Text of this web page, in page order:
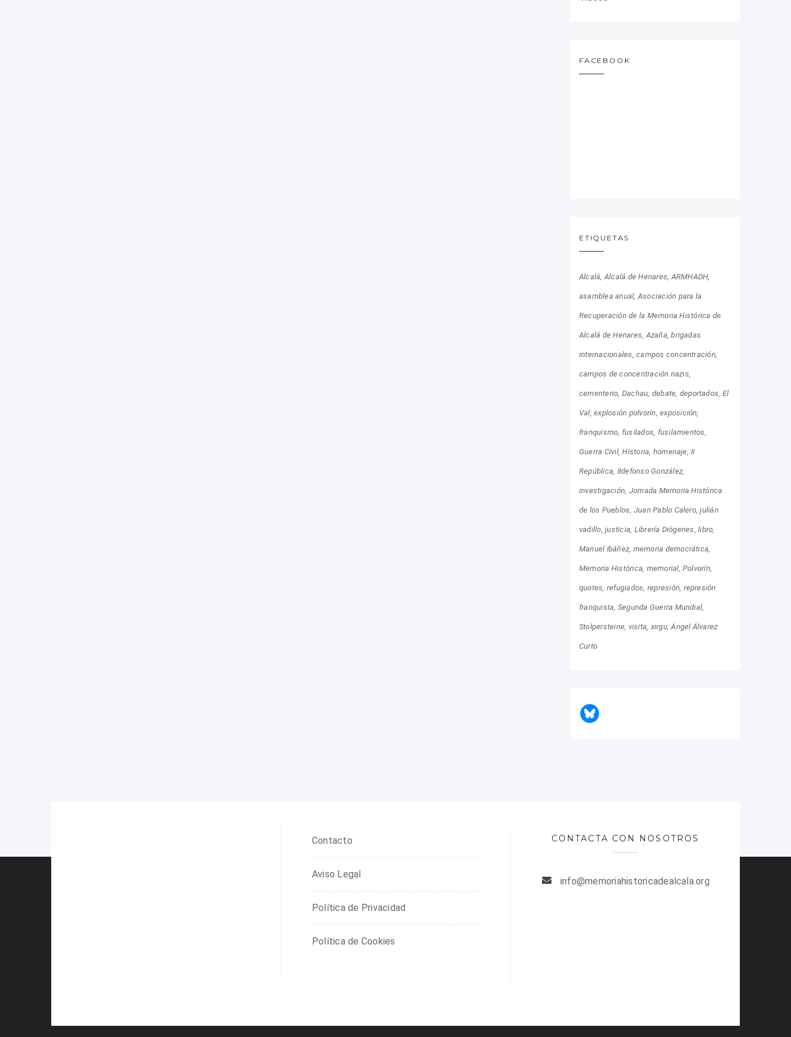
FACEBOOK
ETIQUETAS
Alcalá Alcalá de Henares ARMHADH
asamblea anual Asociación para la
Recuperación de la Memoria Histórica de
Alcalá de Henares Azaña brigadas
internacionales campos concentración
campos de concentración nazis
cementerio Dachau debate deportados El
Val explosión polvorín exposición
franquismo fusilados fusilamientos
Guerra Civil Historia homenaje II
República Ildefonso González
investigación Jornada Memoria Histórica
de los Pueblos Juan Pablo Calero julián
vadillo justicia Librería Diógenes libro
Manuel Ibáñez memoria democrática
Memoria Histórica memorial Polvorín
quotes refugiados represión represión
franquista Segunda Guerra Mundial
Stolpersteine visita xirgu Ángel Álvarez
Curto
Contacto
Aviso Legal
Política de Privacidad
Política de Cookies
CONTACTA CON NOSOTROS
info@memoriahistoricadealcala.org